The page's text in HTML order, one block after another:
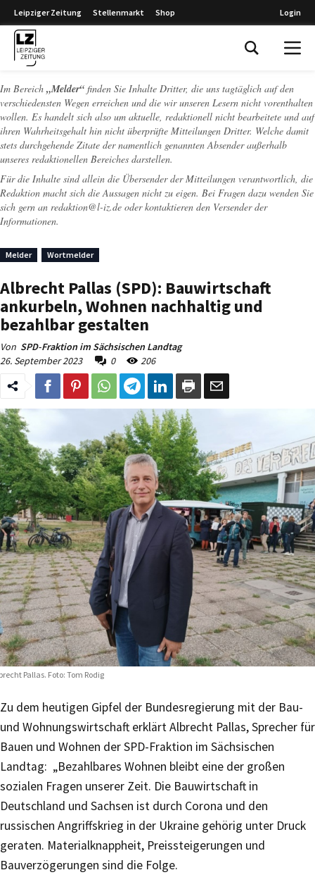
Leipziger Zeitung Stellenmarkt Shop Login
Im Bereich „Melder“ finden Sie Inhalte Dritter, die uns tagtäglich auf den
verschiedensten Wegen erreichen und die wir unseren Lesern nicht vorenthalten
wollen. Es handelt sich also um aktuelle, redaktionell nicht bearbeitete und auf
ihren Wahrheitsgehalt hin nicht überprüfte Mitteilungen Dritter. Welche damit
stets durchgehende Zitate der namentlich genannten Absender außerhalb
unseres redaktionellen Bereiches darstellen.
Für die Inhalte sind allein die Übersender der Mitteilungen verantwortlich, die
Redaktion macht sich die Aussagen nicht zu eigen. Bei Fragen dazu wenden Sie
sich gern an redaktion@l-iz.de oder kontaktieren den Versender der
Informationen.
Melder Wortmelder
Albrecht Pallas (SPD): Bauwirtschaft
ankurbeln, Wohnen nachhaltig und
bezahlbar gestalten
Von SPD-Fraktion im Sächsischen Landtag
26. September 2023
0 206
Pallas. Foto: Tom Rodig
Zu dem heutigen Gipfel der Bundesregierung mit der Bau-
und Wohnungswirtschaft erklärt Albrecht Pallas, Sprecher für
Bauen und Wohnen der SPD-Fraktion im Sächsischen
Landtag: „Bezahlbares Wohnen bleibt eine der großen
sozialen Fragen unserer Zeit. Die Bauwirtschaft in
Deutschland und Sachsen ist durch Corona und den
russischen Angriffskrieg in der Ukraine gehörig unter Druck
geraten. Materialknappheit, Preissteigerungen und
Bauverzögerungen sind die Folge.